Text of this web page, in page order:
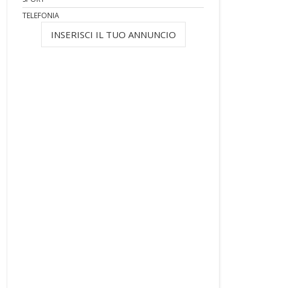
TELEFONIA
INSERISCI IL TUO ANNUNCIO